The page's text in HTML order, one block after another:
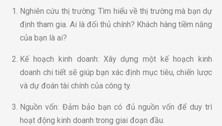
Nghiên cứu thị trường: Tìm hiểu về thị trường mà bạn dự
định tham gia. Ai là đối thủ chính? Khách hàng tiềm năng
của bạn là ai?
Kế hoạch kinh doanh: Xây dựng một kế hoạch kinh
doanh chi tiết sẽ giúp bạn xác định mục tiêu, chiến lược
và dự đoán tài chính của công ty.
Nguồn vốn: Đảm bảo bạn có đủ nguồn vốn để duy trì
hoạt động kinh doanh trong giai đoạn đầu.